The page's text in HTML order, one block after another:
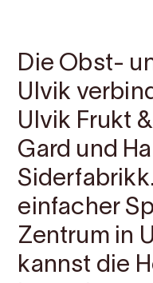
Die Obst-
Ulvik
Ulvik Frukt
Gard und
einfacher
Zentrum in
kannst die